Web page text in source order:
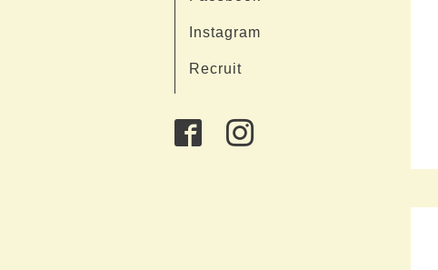
Instagram
Recruit